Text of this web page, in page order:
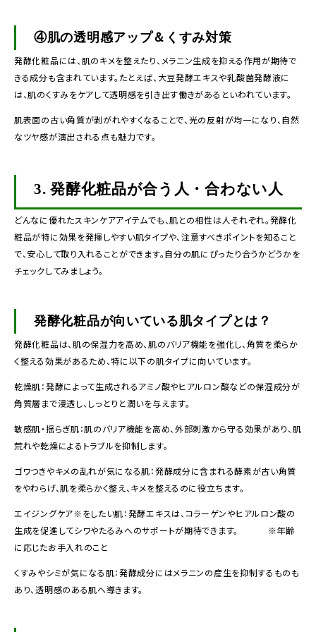
④肌の透明感アップ＆くすみ対策
発酵化粧品には、肌のキメを整えたり、メラニン生成を抑える作用が期待で
きる成分も含まれています。たとえば、大豆発酵エキスや乳酸菌発酵液に
は、肌のくすみをケアして透明感を引き出す働きがあるといわれています。
肌表面の古い角質が剥がれやすくなることで、光の反射が均一になり、自然
なツヤ感が演出される点も魅力です。
3.発酵化粧品が合う人・合わない人
どんなに優れたスキンケアアイテムでも、肌との相性は人それぞれ。発酵化
粧品が特に効果を発揮しやすい肌タイプや、注意すべきポイントを知ること
で、安心して取り入れることができます。自分の肌にぴったり合うかどうかを
チェックしてみましょう。
発酵化粧品が向いている肌タイプとは？
発酵化粧品は、肌の保湿力を高め、肌のバリア機能を強化し、角質を柔らか
く整える効果があるため、特に以下の肌タイプに向いています。
乾燥肌：発酵によって生成されるアミノ酸やヒアルロン酸などの保湿成分が
角質層まで浸透し、しっとりと潤いを与えます。
敏感肌・揺らぎ肌：肌のバリア機能を高め、外部刺激から守る効果があり、肌
荒れや乾燥によるトラブルを抑制します。
ゴワつきやキメの乱れが気になる肌：発酵成分に含まれる酵素が古い角質
をやわらげ、肌を柔らかく整え、キメを整えるのに役立ちます。
エイジングケア※をしたい肌：発酵エキスは、コラーゲンやヒアルロン酸の
生成を促進してシワやたるみへのサポートが期待できます。 ※年齢
に応じたお手入れのこと
くすみやシミが気になる肌：発酵成分にはメラニンの産生を抑制するものも
あり、透明感のある肌へ導きます。